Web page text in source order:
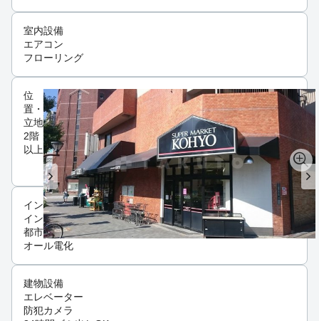
室内設備
エアコン
フローリング
位
置・
立地
2階
以上
インフラ
インターネット可
都市ガス
オール電化
建物設備
エレベーター
防犯カメラ